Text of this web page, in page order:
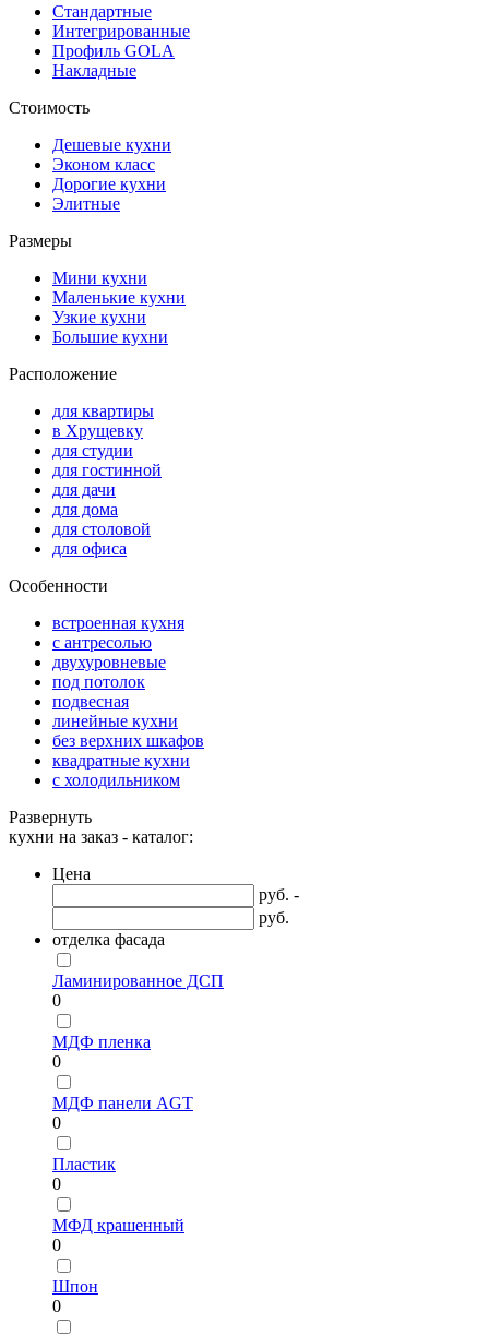
Стандартные
Интегрированные
Профиль GOLA
Накладные
Стоимость
Дешевые кухни
Эконом класс
Дорогие кухни
Элитные
Размеры
Мини кухни
Маленькие кухни
Узкие кухни
Большие кухни
Расположение
для квартиры
в Хрущевку
для студии
для гостинной
для дачи
для дома
для столовой
для офиса
Особенности
встроенная кухня
с антресолью
двухуровневые
под потолок
подвесная
линейные кухни
без верхних шкафов
квадратные кухни
с холодильником
Развернуть
кухни на заказ - каталог:
Цена
руб. -
руб.
отделка фасада
Ламинированное ДСП
0
МДФ пленка
0
МДФ панели AGT
0
Пластик
0
МФД крашенный
0
Шпон
0